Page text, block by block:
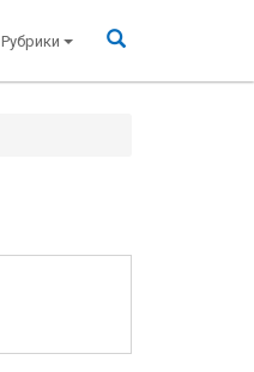
Рубрики